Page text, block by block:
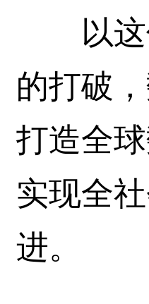
以这份
的打破
打造全
实现全
进。